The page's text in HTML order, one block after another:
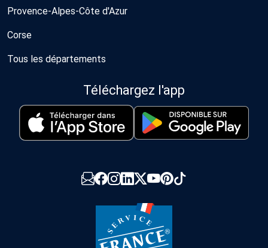
Provence-Alpes-Côte d'Azur
Corse
Tous les départements
Téléchargez l'app